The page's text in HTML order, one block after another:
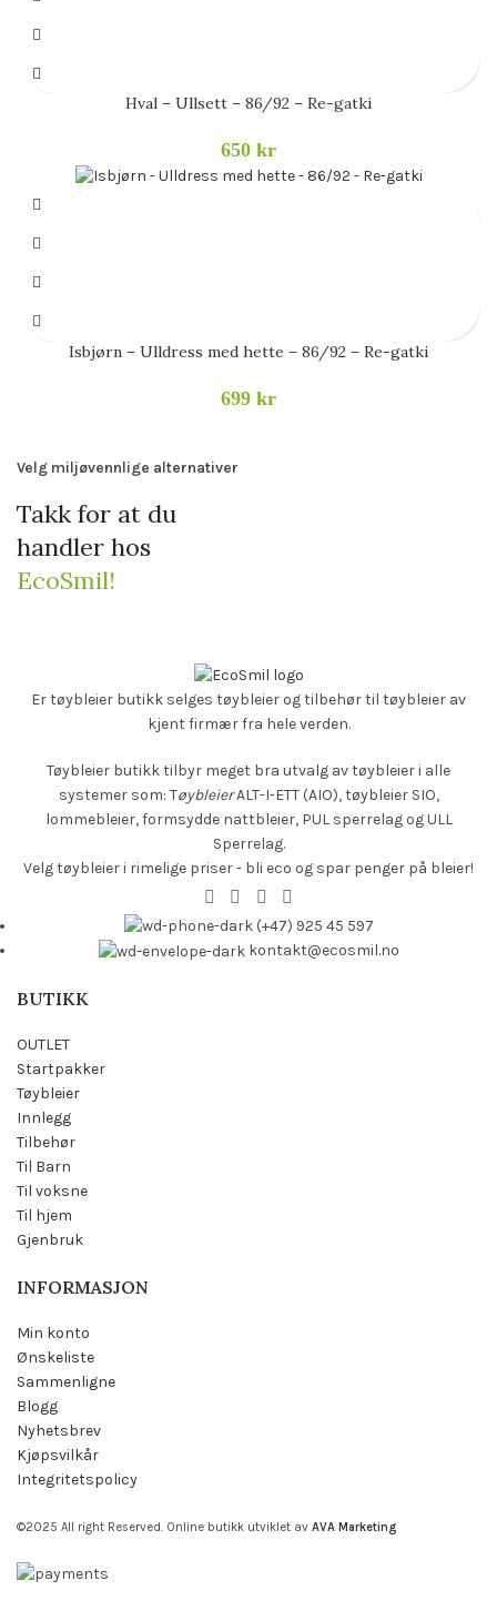
Hval – Ullsett – 86/92 – Re-gatki
650 kr
Isbjørn – Ulldress med hette – 86/92 – Re-gatki
699 kr
Velg miljøvennlige alternativer
Takk for at du
handler hos
EcoSmil!
Er tøybleier butikk selges tøybleier og tilbehør til tøybleier av
kjent firmær fra hele verden.
Tøybleier butikk tilbyr meget bra utvalg av tøybleier i alle
systemer som: TøybleierALT-I-ETT (AIO), tøybleier SIO,
lommebleier, formsydde nattbleier, PUL sperrelag og ULL
Sperrelag.
Velg tøybleier i rimelige priser - bli eco og spar penger på bleier!
(+47) 925 45 597
kontakt@ecosmil.no
BUTIKK
OUTLET
Startpakker
Tøybleier
Innlegg
Tilbehør
Til Barn
Til voksne
Til hjem
Gjenbruk
INFORMASJON
Min konto
Ønskeliste
Sammenligne
Blogg
Nyhetsbrev
Kjøpsvilkår
Integritetspolicy
©2025 All right Reserved. Online butikk utviklet av AVA Marketing